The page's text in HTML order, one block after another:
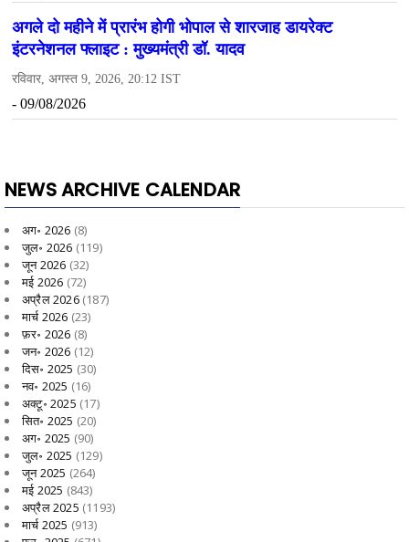
NEWS ARCHIVE CALENDAR
अग॰ 2026 (8)
जुल॰ 2026 (119)
जून 2026 (32)
मई 2026 (72)
अप्रैल 2026(187)
मार्च 2026 (23)
फ़र॰ 2026 (8)
जन॰ 2026 (12)
दिस॰ 2025 (30)
नव॰ 2025 (16)
अक्टू॰ 2025 (17)
सित॰ 2025 (20)
अग॰ 2025 (90)
जुल॰ 2025 (129)
जून 2025 (264)
मई 2025 (843)
अप्रैल 2025 (1193)
मार्च 2025 (913)